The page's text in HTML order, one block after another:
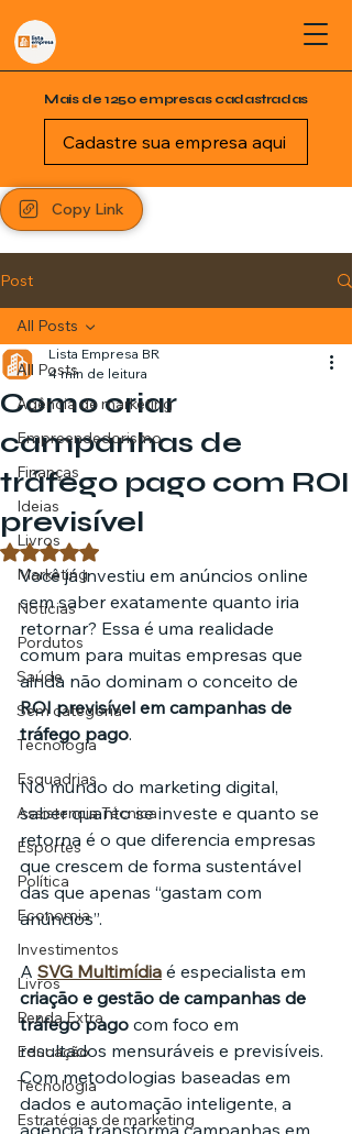
Mais de 1250 empresas cadastradas
Cadastre sua empresa aqui
Copy Link
Post
All Posts
Agência de marketing
Empreendedorismo
Finanças
Ideias
Livros
Marketing
Notícias
Pordutos
Saúde
Sem categoria
Tecnologia
Esquadrias
Assistencia Técnica
Esportes
Política
Economia
Investimentos
Livros
Renda Extra
Educação
Tecnologia
Estratégias de marketing
All Posts
Como criar
campanhas de
tráfego pago com ROI
previsível
Lista Empresa BR
4 min de leitura
Avaliado com NaN de 5 estrelas.
Você já investiu em anúncios online
sem saber exatamente quanto iria
retornar? Essa é uma realidade
comum para muitas empresas que
ainda não dominam o conceito de
ROI previsível em campanhas de
tráfego pago.
No mundo do marketing digital,
saber quanto se investe e quanto se
retorna é o que diferencia empresas
que crescem de forma sustentável
das que apenas “gastam com
anúncios”.
A SVG Multimídia é especialista em
criação e gestão de campanhas de
tráfego pago com foco em
resultados mensuráveis e previsíveis.
Com metodologias baseadas em
dados e automação inteligente, a
agência transforma campanhas em